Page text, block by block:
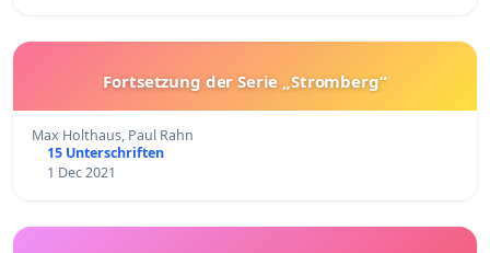
Fortsetzung der Serie „Stromberg“
Max Holthaus, Paul Rahn
15 Unterschriften
1 Dec 2021